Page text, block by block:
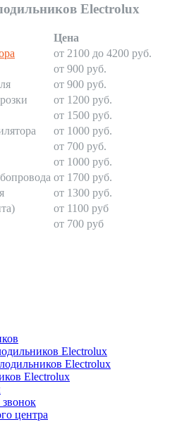
Electrolux
Цена
от 2100 до 4200 руб.
от 900 руб.
от 900 руб.
от 1200 руб.
от 1500 руб.
от 1000 руб.
от 700 руб.
от 1000 руб.
от 1700 руб.
от 1300 руб.
от 1100 руб
от 700 руб
Electrolux
Electrolux
Electrolux
звонок
центра